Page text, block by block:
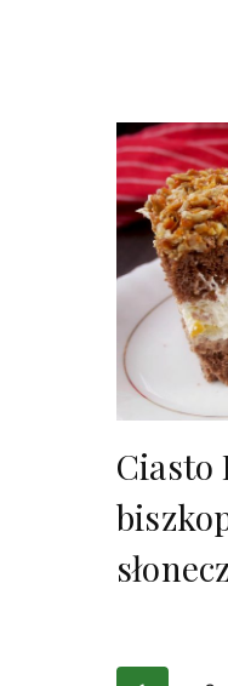
Ciasto